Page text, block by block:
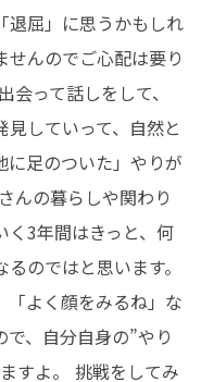
退屈」に思うかもしれ
せんのでご心配は要り
って話しをして、
していって、自然と
足のついた」やりが
んの暮らしや関わり
く3年間はきっと、何
のではと思います。
よく顔をみるね」な
、自分自身の”やり
すよ。 挑戦をしてみ